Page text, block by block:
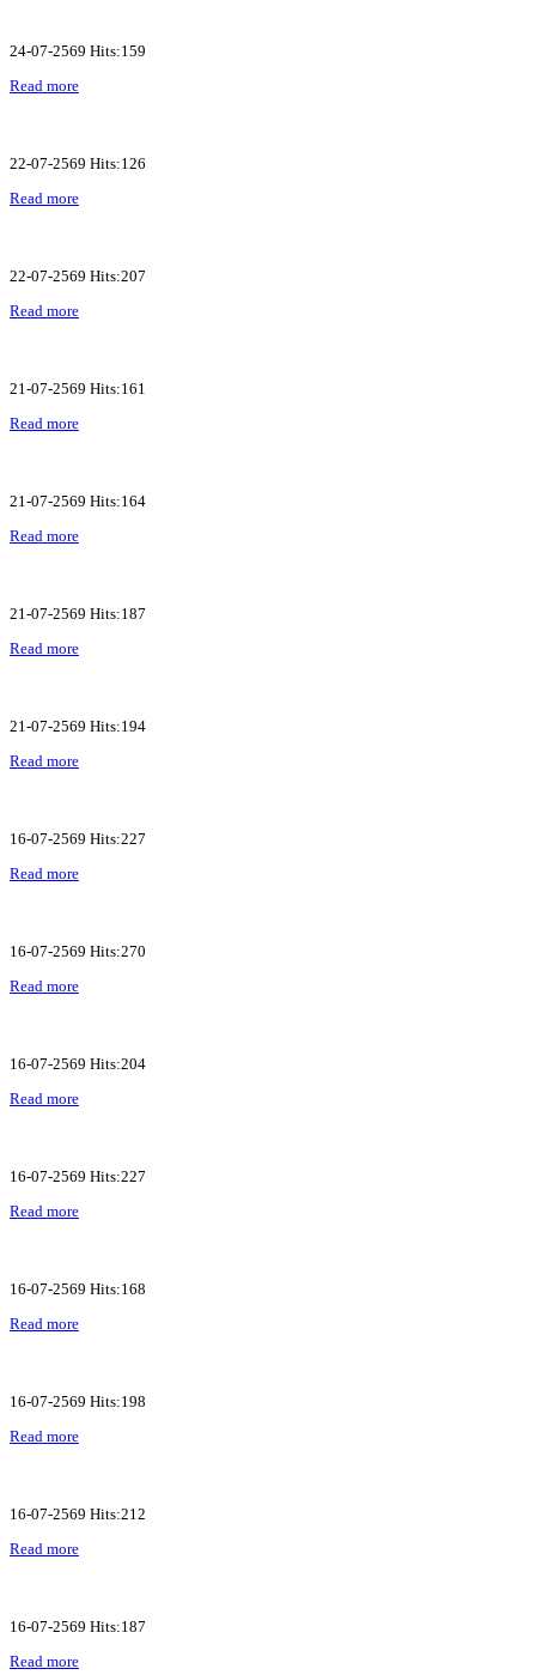
24-07-2569 Hits:159
Read more
22-07-2569 Hits:126
Read more
22-07-2569 Hits:207
Read more
21-07-2569 Hits:161
Read more
21-07-2569 Hits:164
Read more
21-07-2569 Hits:187
Read more
21-07-2569 Hits:194
Read more
16-07-2569 Hits:227
Read more
16-07-2569 Hits:270
Read more
16-07-2569 Hits:204
Read more
16-07-2569 Hits:227
Read more
16-07-2569 Hits:168
Read more
16-07-2569 Hits:198
Read more
16-07-2569 Hits:212
Read more
16-07-2569 Hits:187
Read more